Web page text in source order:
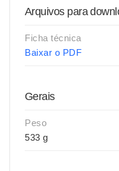
Arquivos para
Ficha técnica
Baixar o PDF
Gerais
Peso
533 g